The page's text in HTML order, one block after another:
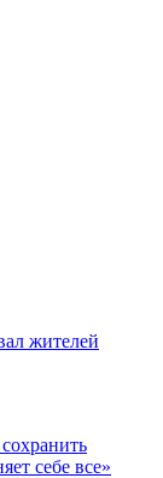
жителей
себе все»